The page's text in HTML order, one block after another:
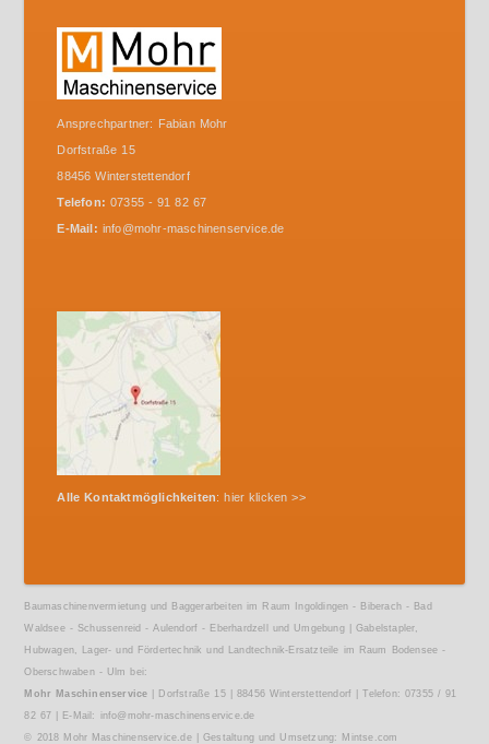
Ansprechpartner: Fabian Mohr
Dorfstraße 15
88456 Winterstettendorf
Telefon: 07355 - 91 82 67
E-Mail: info@mohr-maschinenservice.de
Alle Kontaktmöglichkeiten: hier klicken >>
Baumaschinenvermietung und Baggerarbeiten im Raum Ingoldingen - Biberach - Bad
Waldsee - Schussenreid - Aulendorf - Eberhardzell und Umgebung | Gabelstapler,
Hubwagen, Lager- und Fördertechnik und Landtechnik-Ersatzteile im Raum Bodensee -
Oberschwaben - Ulm bei:
Mohr Maschinenservice | Dorfstraße 15 | 88456 Winterstettendorf | Telefon: 07355 / 91
82 67 | E-Mail: info@mohr-maschinenservice.de
© 2018 Mohr Maschinenservice.de| Gestaltung und Umsetzung: Mintse.com